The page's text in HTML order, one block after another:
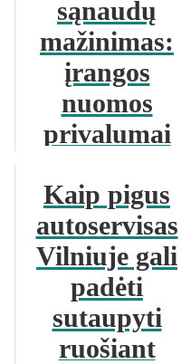
sąnaudų
mažinimas:
įrangos
nuomos
privalumai
Kaip pigus
autoservisas
Vilniuje gali
padėti
sutaupyti
ruošiant